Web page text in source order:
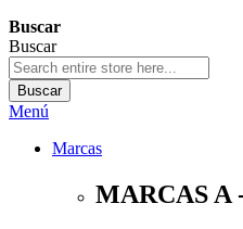
Buscar
Buscar
Buscar
Menú
Marcas
MARCAS A